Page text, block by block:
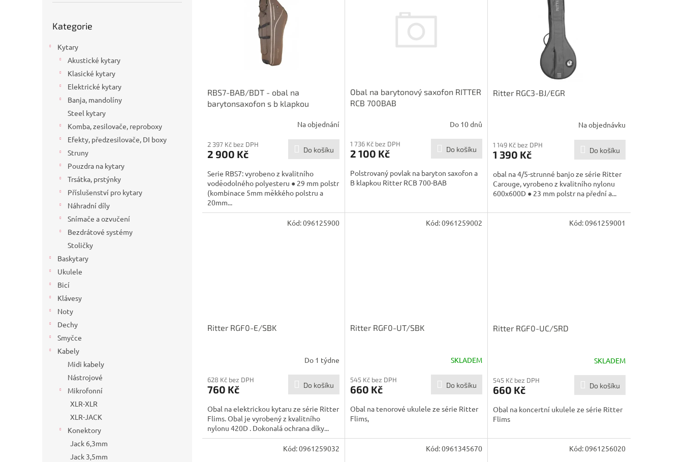
kategorie
Kategorie
Kytary
Akustické kytary
Klasické kytary
Elektrické kytary
Banja, mandolíny
Steel kytary
Komba, zesilovače, reproboxy
Efekty, předzesilovače, DI boxy
Struny
Pouzdra na kytary
Trsátka, prstýnky
Příslušenství pro kytary
Náhradní díly
Snímače a ozvučení
Bezdrátové systémy
Stoličky
Baskytary
Ukulele
Bicí
Klávesy
Noty
Dechy
Smyčce
Kabely
Midi kabely
Nástrojové
Mikrofonní
XLR-XLR
XLR-JACK
Konektory
Jack 6,3mm
Jack 3,5mm
RBS7-BAB/BDT - obal na
barytonsaxofon s b klapkou
Na objednání
2 397 Kč bez DPH
2 900 Kč Do košíku
Serie RBS7: vyrobeno z kvalitního
voděodolného polyesteru ● 29 mm polstr
(kombinace 5mm měkkého polstru a
20mm...
Obal na barytonový saxofon RITTER
RCB 700BAB
Do 10 dnů
1 736 Kč bez DPH
2 100 Kč Do košíku
Polstrovaný povlak na baryton saxofon a
B klapkou Ritter RCB 700-BAB
Ritter RGC3-BJ/EGR
Na objednávku
1 149 Kč bez DPH
1 390 Kč Do košíku
obal na 4/5-strunné banjo ze série Ritter
Carouge, vyrobeno z kvalitního nylonu
600x600D ● 23 mm polstr na přední a...
Ritter RGF0-E/SBK
Do 1 týdne
628 Kč bez DPH
760 Kč Do košíku
Obal na elektrickou kytaru ze série Ritter
Flims. Obal je vyrobený z kvalitního
nylonu 420D . Dokonalá ochrana díky...
Kód:096125900
Ritter RGF0-UT/SBK
SKLADEM
545 Kč bez DPH
660 Kč Do košíku
Obal na tenorové ukulele ze série Ritter
Flims,
Kód:0961259002
Ritter RGF0-UC/SRD
SKLADEM
545 Kč bez DPH
660 Kč Do košíku
Obal na koncertní ukulele ze série Ritter
Flims
Kód:0961259001
Kód:0961259032 Kód:0961345670 Kód:0961256020